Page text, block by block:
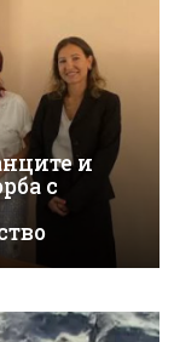
и
с